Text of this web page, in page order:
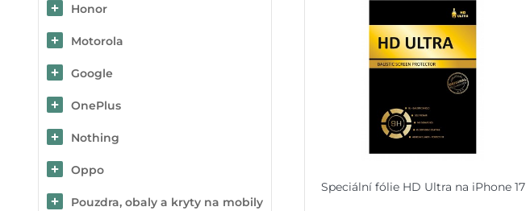
Honor
Motorola
Google
OnePlus
Nothing
Oppo
Pouzdra, obaly a kryty na mobily
Speciální fólie HD Ultra na iPhone 17